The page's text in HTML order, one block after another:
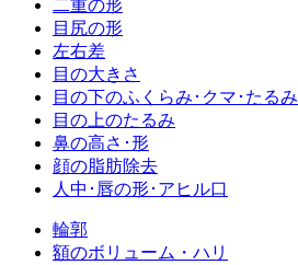
二重の形
目尻の形
左右差
目の大きさ
目の下のふくらみ･クマ･たるみ
目の上のたるみ
鼻の高さ･形
顔の脂肪除去
人中･唇の形･アヒル口
輪郭
額のボリューム・ハリ